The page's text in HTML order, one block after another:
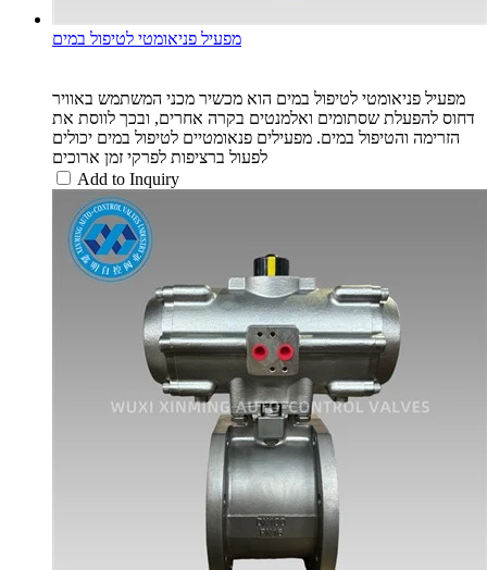
מפעיל פניאומטי לטיפול במים
מפעיל פניאומטי לטיפול במים הוא מכשיר מכני המשתמש באוויר
דחוס להפעלת שסתומים ואלמנטים בקרה אחרים, ובכך לווסת את
הזרימה והטיפול במים. מפעילים פנאומטיים לטיפול במים יכולים
לפעול ברציפות לפרקי זמן ארוכים
Add to Inquiry